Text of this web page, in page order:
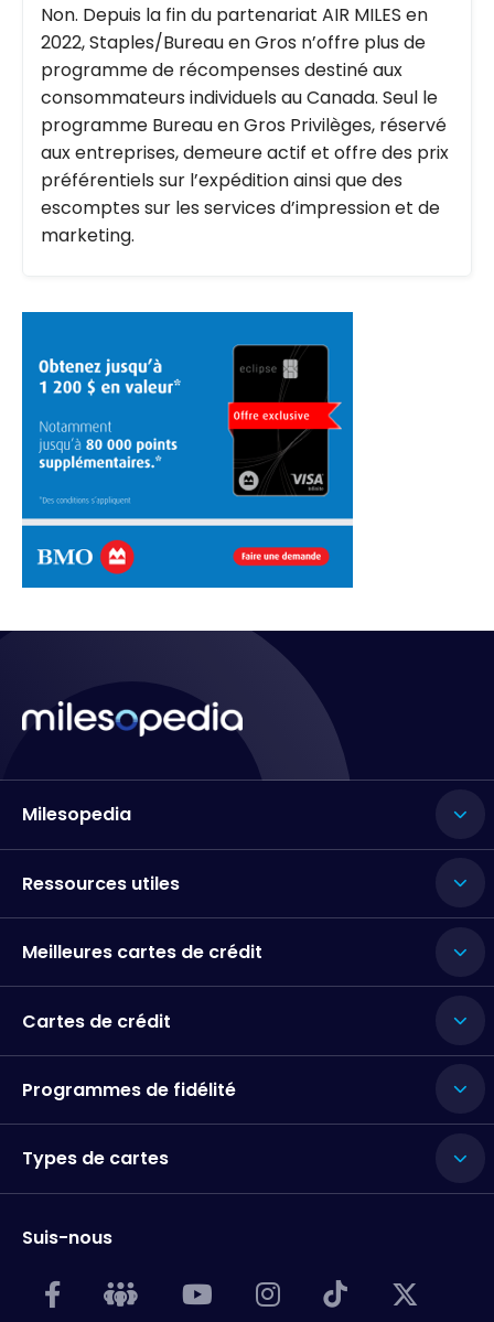
Non. Depuis la fin du partenariat AIR MILES en
2022, Staples/Bureau en Gros n’offre plus de
programme de récompenses destiné aux
consommateurs individuels au Canada. Seul le
programme Bureau en Gros Privilèges, réservé
aux entreprises, demeure actif et offre des prix
préférentiels sur l’expédition ainsi que des
escomptes sur les services d’impression et de
marketing.
Milesopedia
Ressources utiles
Meilleures cartes de crédit
Cartes de crédit
Programmes de fidélité
Types de cartes
Suis-nous